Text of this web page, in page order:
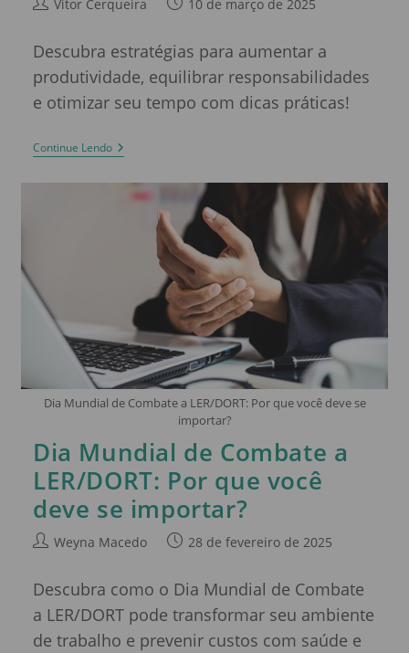
Vitor Cerqueira 10 de março de 2025
Descubra estratégias para aumentar a
produtividade, equilibrar responsabilidades
e otimizar seu tempo com dicas práticas!
Continue Lendo
Dia Mundial de Combate a LER/DORT: Por que você deve se
importar?
Dia Mundial de Combate a
LER/DORT: Por que você
deve se importar?
Weyna Macedo 28 de fevereiro de 2025
Descubra como o Dia Mundial de Combate
a LER/DORT pode transformar seu ambiente
de trabalho e prevenir custos com saúde e